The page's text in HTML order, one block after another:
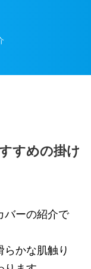
すめの掛け
バーの紹介で
かな肌触り